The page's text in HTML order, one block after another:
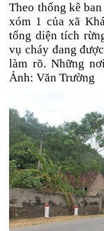
Theo thống kê
xóm 1 của xã
tổng diện tích
vụ cháy đang
làm rõ. Những
Ảnh: Văn Trường